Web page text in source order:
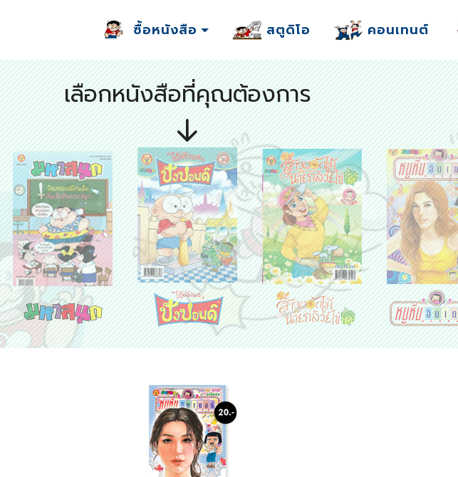
ซื้อหนังสือ สตูดิโอ คอนเทนต์
เลือกหนังสือที่คุณต้องการ